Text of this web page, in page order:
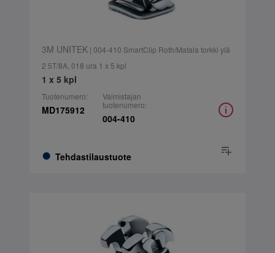
3M UNITEK| 004-410 SmartClip Roth/Matala torkki ylä
2 5T/8A, 018 ura 1 x 5 kpl
1 x 5 kpl
Tuotenumero:
MD175912
Tehdastilaustuote
Valmistajan
tuotenumero:
004-410